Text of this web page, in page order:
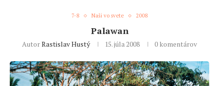
7-8 Naši vo svete 2008
Palawan
AutorRastislav Hustý 15. júla 2008 0 komentárov